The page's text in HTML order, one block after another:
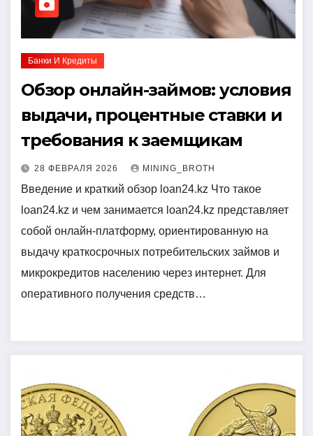
Банки И Кредиты
Обзор онлайн-займов: условия
выдачи, процентные ставки и
требования к заемщикам
28 ФЕВРАЛЯ 2026 MINING_BROTH
Введение и краткий обзор loan24.kz Что такое
loan24.kz и чем занимается loan24.kz представляет
собой онлайн-платформу, ориентированную на
выдачу краткосрочных потребительских займов и
микрокредитов населению через интернет. Для
оперативного получения средств…